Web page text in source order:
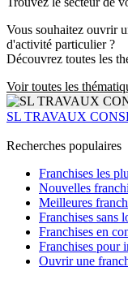
Vous souhaitez ouvrir
d'activité particulier ?
Découvrez toutes les
Voir toutes les
SL TRAVAUX
Recherches populaires
Franchises les
Nouvelles
Meilleures
Franchises sans
Franchises en
Franchises pour
Ouvrir une